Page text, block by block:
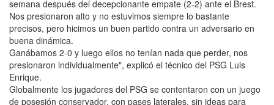
semana después del decepcionante empate (2-2) ante el Brest.
Nos presionaron alto y no estuvimos siempre lo bastante
precisos, pero hicimos un buen partido contra un adversario en
buena dinámica.
Ganábamos 2-0 y luego ellos no tenían nada que perder, nos
presionaron individualmente", explicó el técnico del PSG Luis
Enrique.
Globalmente los jugadores del PSG se contentaron con un juego
de posesión conservador, con pases laterales, sin ideas para